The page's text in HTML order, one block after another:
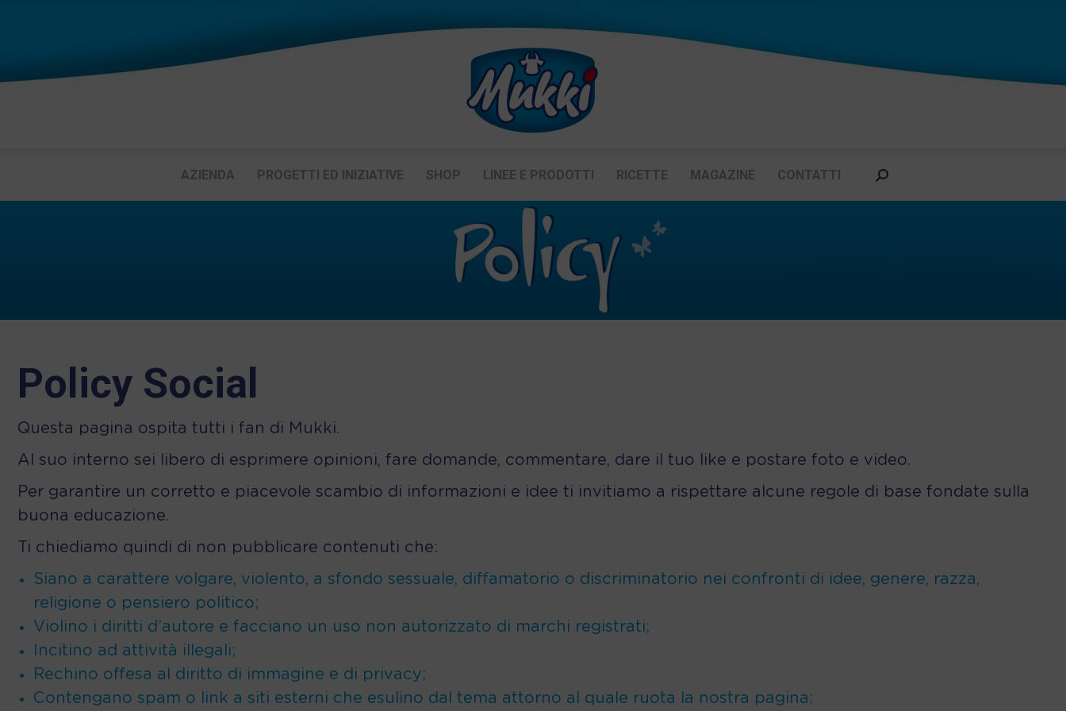
AZIENDA PROGETTI ED INIZIATIVE SHOP LINEE E PRODOTTI RICETTE MAGAZINE CONTATTI Cerca:
Policy Social
Questa pagina ospita tutti i fan di Mukki.
Al suo interno sei libero di esprimere opinioni, fare domande, commentare, dare il tuo like e postare foto e video.
Per garantire un corretto e piacevole scambio di informazioni e idee ti invitiamo a rispettare alcune regole di base fondate sulla
buona educazione.
Ti chiediamo quindi di non pubblicare contenuti che:
Siano a carattere volgare, violento, a sfondo sessuale, diffamatorio o discriminatorio nei confronti di idee, genere, razza,
religione o pensiero politico;
Violino i diritti d’autore e facciano un uso non autorizzato di marchi registrati;
Incitino ad attività illegali;
Rechino offesa al diritto di immagine e di privacy;
Contengano spam o link a siti esterni che esulino dal tema attorno al quale ruota la nostra pagina;